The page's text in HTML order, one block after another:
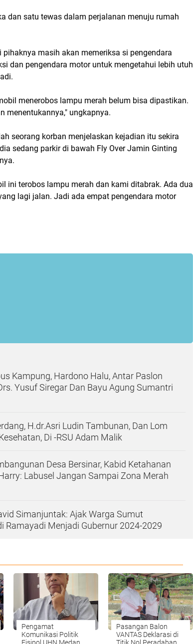
dan satu tewas dalam perjalanan menuju rumah
pihaknya masih akan memeriksa si pengendara
dan pengendara motor untuk mengetahui lebih utuh
menerobos lampu merah belum bisa dipastikan.
menentukannya," ungkapnya.
seorang korban menjelaskan kejadian itu sekira
sedang parkir di bawah Fly Over Jamin Ginting
ini terobos lampu merah dan kami ditabrak. Ada dua
lagi jalan. Jadi ada empat pengendara motor
Kampung, Hardono Halu, Antar Paslon
Yusuf Siregar Dan Bayu Agung Sumantri
H.dr.Asri Ludin Tambunan, Dan Lom
Di -RSU Adam Malik
Desa Bersinar, Kabid Ketahanan
Labusel Jangan Sampai Zona Merah
Simanjuntak: Ajak Warga Sumut
Ramayadi Menjadi Gubernur 2024-2029
Pengamat
Komunikasi Politik
Pasangan Balon
VANTAS Deklarasi di